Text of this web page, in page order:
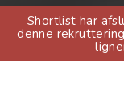
Shortlist har
denne